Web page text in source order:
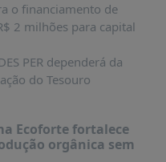
o financiamento de
2 milhões para capital
PER dependerá da
do Tesouro
Ecoforte fortalece
orgânica sem